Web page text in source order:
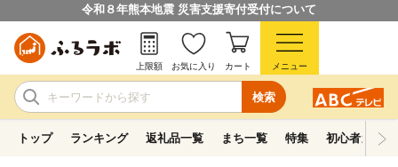
令和８年熊本地震 災害支援寄付受付について
検索
上限額 お気に入り カート メニュー
トップ ランキング 返礼品一覧 まち一覧 特集 初心者ガイド